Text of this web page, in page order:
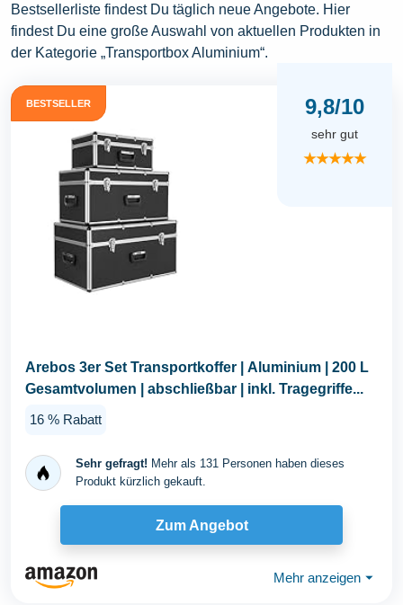
Bestsellerliste findest Du täglich neue Angebote. Hier
findest Du eine große Auswahl von aktuellen Produkten in
der Kategorie „Transportbox Aluminium“.
BESTSELLER 9,8/10
sehr gut
★★★★★
Arebos 3er Set Transportkoffer | Aluminium | 200 L
Gesamtvolumen | abschließbar | inkl. Tragegriffe...
16 % Rabatt
Sehr gefragt! Mehr als 131 Personen haben dieses
Produkt kürzlich gekauft.
Zum Angebot
Mehr anzeigen ⏷